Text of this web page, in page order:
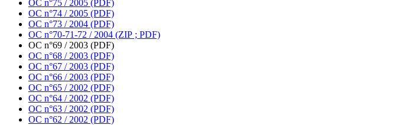
OC n°75 / 2005 (PDF)
OC n°74 / 2005 (PDF)
OC n°73 / 2004 (PDF)
OC n°70-71-72 / 2004 (ZIP ; PDF)
OC n°69 / 2003 (PDF)
OC n°68 / 2003 (PDF)
OC n°67 / 2003 (PDF)
OC n°66 / 2003 (PDF)
OC n°65 / 2002 (PDF)
OC n°64 / 2002 (PDF)
OC n°63 / 2002 (PDF)
OC n°62 / 2002 (PDF)